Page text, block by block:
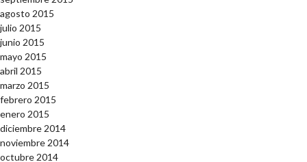
agosto 2015
julio 2015
junio 2015
mayo 2015
abril 2015
marzo 2015
febrero 2015
enero 2015
diciembre 2014
noviembre 2014
octubre 2014